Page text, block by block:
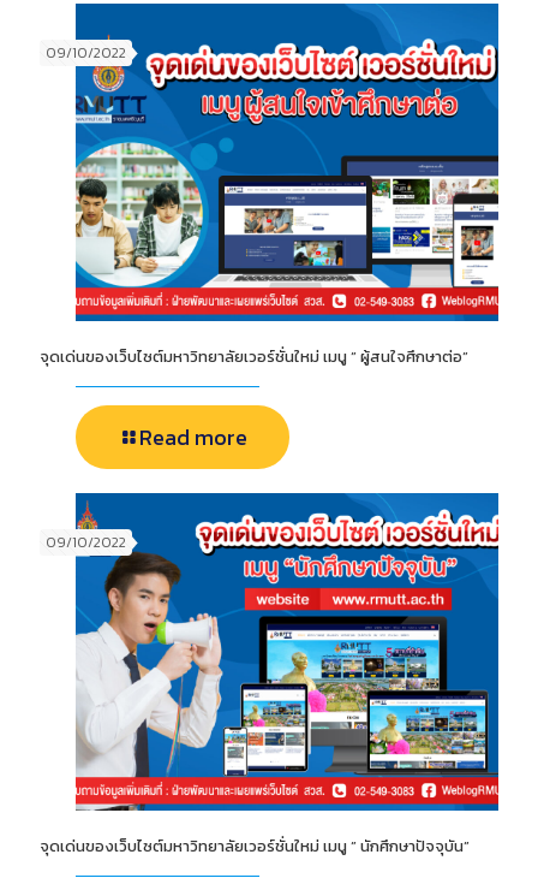
09/10/2022
จุดเด่นของเว็บไซต์มหาวิทยาลัยเวอร์ชั่นใหม่ เมนู ” ผู้สนใจศึกษาต่อ”
Read more
09/10/2022
จุดเด่นของเว็บไซต์มหาวิทยาลัยเวอร์ชั่นใหม่ เมนู ” นักศึกษาปัจจุบัน”